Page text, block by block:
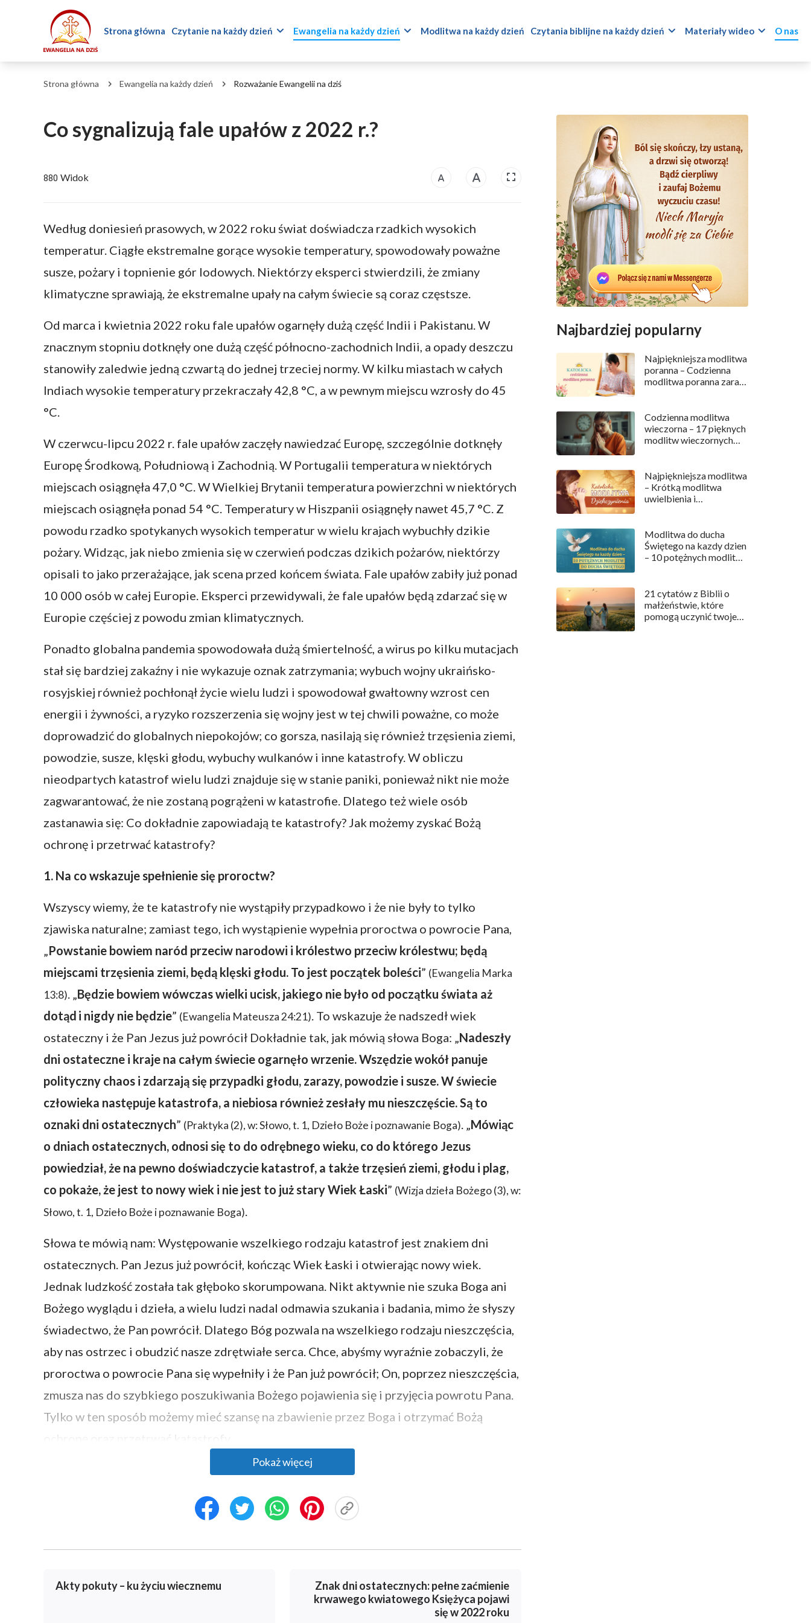
Strona główna Czytanie na każdy dzień Ewangelia na każdy dzień Modlitwa na każdy dzień Czytania biblijne na każdy dzień Materiały wideo O nas
Strona główna Ewangelia na każdy dzień Rozważanie Ewangelii na dziś
Co sygnalizują fale upałów z 2022 r.?
880 Widok
Według doniesień prasowych, w 2022 roku świat doświadcza rzadkich wysokich
temperatur. Ciągłe ekstremalne gorące wysokie temperatury, spowodowały poważne
susze, pożary i topnienie gór lodowych. Niektórzy eksperci stwierdzili, że zmiany
klimatyczne sprawiają, że ekstremalne upały na całym świecie są coraz częstsze.
Od marca i kwietnia 2022 roku fale upałów ogarnęły dużą część Indii i Pakistanu. W
znacznym stopniu dotknęły one dużą część północno-zachodnich Indii, a opady deszczu
stanowiły zaledwie jedną czwartą do jednej trzeciej normy. W kilku miastach w całych
Indiach wysokie temperatury przekraczały 42,8 °C, a w pewnym miejscu wzrosły do 45
°C.
W czerwcu-lipcu 2022 r. fale upałów zaczęły nawiedzać Europę, szczególnie dotknęły
Europę Środkową, Południową i Zachodnią. W Portugalii temperatura w niektórych
miejscach osiągnęła 47,0 °C. W Wielkiej Brytanii temperatura powierzchni w niektórych
miejscach osiągnęła ponad 54 °C. Temperatury w Hiszpanii osiągnęły nawet 45,7 °C. Z
powodu rzadko spotykanych wysokich temperatur w wielu krajach wybuchły dzikie
pożary. Widząc, jak niebo zmienia się w czerwień podczas dzikich pożarów, niektórzy
opisali to jako przerażające, jak scena przed końcem świata. Fale upałów zabiły już ponad
10 000 osób w całej Europie. Eksperci przewidywali, że fale upałów będą zdarzać się w
Europie częściej z powodu zmian klimatycznych.
Ponadto globalna pandemia spowodowała dużą śmiertelność, a wirus po kilku mutacjach
stał się bardziej zakaźny i nie wykazuje oznak zatrzymania; wybuch wojny ukraińsko-
rosyjskiej również pochłonął życie wielu ludzi i spowodował gwałtowny wzrost cen
energii i żywności, a ryzyko rozszerzenia się wojny jest w tej chwili poważne, co może
doprowadzić do globalnych niepokojów; co gorsza, nasilają się również trzęsienia ziemi,
powodzie, susze, klęski głodu, wybuchy wulkanów i inne katastrofy. W obliczu
nieodpartych katastrof wielu ludzi znajduje się w stanie paniki, ponieważ nikt nie może
zagwarantować, że nie zostaną pogrążeni w katastrofie. Dlatego też wiele osób
zastanawia się: Co dokładnie zapowiadają te katastrofy? Jak możemy zyskać Bożą
ochronę i przetrwać katastrofy?
1. Na co wskazuje spełnienie się proroctw?
Wszyscy wiemy, że te katastrofy nie wystąpiły przypadkowo i że nie były to tylko
zjawiska naturalne; zamiast tego, ich wystąpienie wypełnia proroctwa o powrocie Pana,
„Powstanie bowiem naród przeciw narodowi i królestwo przeciw królestwu; będą
miejscami trzęsienia ziemi, będą klęski głodu. To jest początek boleści” (Ewangelia Marka
13:8). „Będzie bowiem wówczas wielki ucisk, jakiego nie było od początku świata aż
dotąd i nigdy nie będzie” (Ewangelia Mateusza 24:21). To wskazuje że nadszedł wiek
ostateczny i że Pan Jezus już powrócił Dokładnie tak, jak mówią słowa Boga: „Nadeszły
dni ostateczne i kraje na całym świecie ogarnęło wrzenie. Wszędzie wokół panuje
polityczny chaos i zdarzają się przypadki głodu, zarazy, powodzie i susze. W świecie
człowieka następuje katastrofa, a niebiosa również zesłały mu nieszczęście. Są to
oznaki dni ostatecznych” (Praktyka (2), w: Słowo, t. 1, Dzieło Boże i poznawanie Boga). „Mówiąc
o dniach ostatecznych, odnosi się to do odrębnego wieku, co do którego Jezus
powiedział, że na pewno doświadczycie katastrof, a także trzęsień ziemi, głodu i plag,
co pokaże, że jest to nowy wiek i nie jest to już stary Wiek Łaski” (Wizja dzieła Bożego (3), w:
Słowo, t. 1, Dzieło Boże i poznawanie Boga).
Słowa te mówią nam: Występowanie wszelkiego rodzaju katastrof jest znakiem dni
ostatecznych. Pan Jezus już powrócił, kończąc Wiek Łaski i otwierając nowy wiek.
Jednak ludzkość została tak głęboko skorumpowana. Nikt aktywnie nie szuka Boga ani
Bożego wyglądu i dzieła, a wielu ludzi nadal odmawia szukania i badania, mimo że słyszy
świadectwo, że Pan powrócił. Dlatego Bóg pozwala na wszelkiego rodzaju nieszczęścia,
aby nas ostrzec i obudzić nasze zdrętwiałe serca. Chce, abyśmy wyraźnie zobaczyli, że
proroctwa o powrocie Pana się wypełniły i że Pan już powrócił; On, poprzez nieszczęścia,
zmusza nas do szybkiego poszukiwania Bożego pojawienia się i przyjęcia powrotu Pana.
Tylko w ten sposób możemy mieć szansę na zbawienie przez Boga i otrzymać Bożą
ochronę oraz przetrwać katastrofy.
Skoro Pan już wrócił, to jak możemy Go powitać? W rzeczywistości Pan Jezus wskazał
Oto stoję u drzwi i kołaczę: jeśli kto posłyszy mój głos i
spotkanie!«”(Ewangelia Mateusza 25:6)
Moje owce słuchają mego głosu, a Ja znam je. Idą
. Mówiąc nam, że w dniach ostatecznych, kiedy Pan
Pokaż więcej
Akty pokuty – ku życiu wiecznemu
Znak dni ostatecznych: pełne zaćmienie
krwawego kwiatowego Księżyca pojawi
się w 2022 roku
Najbardziej popularny
Najpiękniejsza modlitwa
poranna – Codzienna
modlitwa poranna zaraz
Codzienna modlitwa
wieczorna – 17 pięknych
modlitw wieczornych
Najpiękniejsza modlitwa
– Krótką modlitwa
uwielbienia i
Modlitwa do ducha
Świętego na kazdy dzien
– 10 potężnych modlitw
21 cytatów z Biblii o
małżeństwie, które
pomogą uczynić twoje